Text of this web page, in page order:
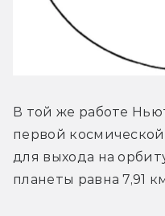
В той же работе
первой
для выхода на
планеты равна 7,91